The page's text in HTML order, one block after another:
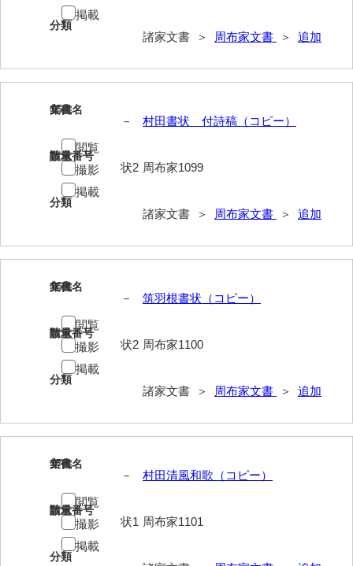
桂家文書（大阪市）
金谷家文書
金子家文書
兼重家文書
上村家文書
亀田家文書
賀屋家文書
河崎家文書
河野家文書（美祢市）
河野英男収集資料
分類
諸家文書 ＞ 周布家文書 ＞ 追加
掲載
15
文書名
村田書状 付詩稿（コピー）
請求番号
周布家1099
分類
諸家文書 ＞ 周布家文書 ＞ 追加
年代
－
数量
状2
閲覧
撮影
掲載
16
文書名
筑羽根書状（コピー）
請求番号
周布家1100
分類
諸家文書 ＞ 周布家文書 ＞ 追加
年代
－
数量
状2
閲覧
撮影
掲載
17
文書名
村田清風和歌（コピー）
請求番号
周布家1101
分類
年代
－
数量
状1
閲覧
撮影
掲載